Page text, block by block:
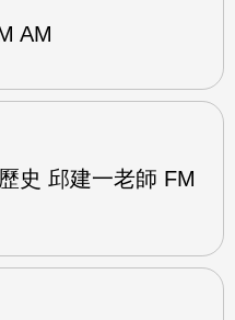
AM
史 邱建一老師 FM